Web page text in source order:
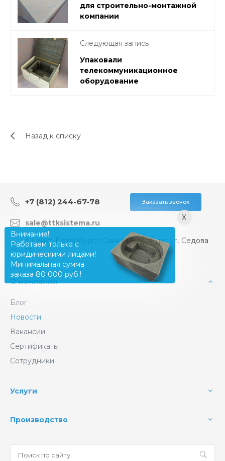
для строительно-монтажной
компании
Следующая запись
Упаковали
телекоммуникационное
оборудование
Назад к списку
+7 (812) 244-67-78 Заказать звонок
sale@ttksistema.ru
г. Санкт-Петербург, г.Санкт-Петербург, ул. Седова
13
Блог
Новости
Вакансии
Сертификаты
Сотрудники
Услуги
Производство
X
Внимание!
Работаем только с
юридическими лицами!
Минимальная сумма
заказа 80 000 руб.!